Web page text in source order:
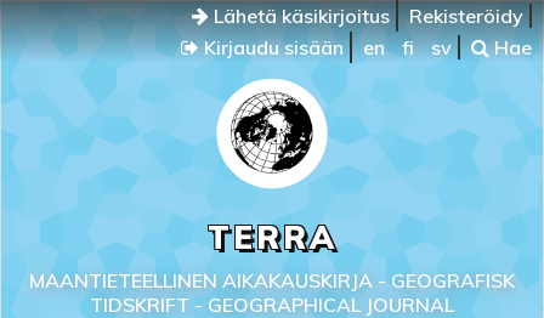
Lähetä käsikirjoitus
Rekisteröidy
Kirjaudu sisään
en fi sv Hae
TERRA
MAANTIETEELLINEN AIKAKAUSKIRJA - GEOGRAFISK
TIDSKRIFT - GEOGRAPHICAL JOURNAL